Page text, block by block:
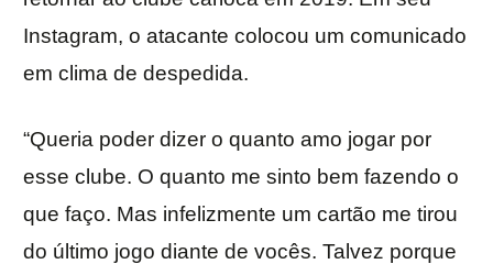
Instagram, o atacante colocou um comunicado
em clima de despedida.
“Queria poder dizer o quanto amo jogar por
esse clube. O quanto me sinto bem fazendo o
que faço. Mas infelizmente um cartão me tirou
do último jogo diante de vocês. Talvez porque